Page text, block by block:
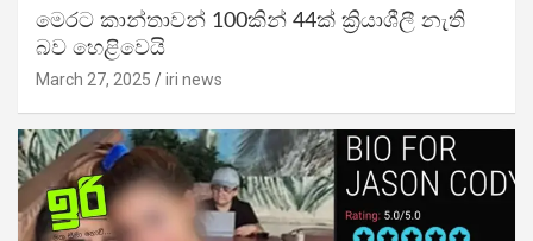
මෙරට කාන්තාවන් 100කින් 44ක් ක්‍රියාශීලී නැති
බව හෙළිවෙයි
March 27, 2025 iri news